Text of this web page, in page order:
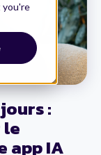
you're
:
app IA